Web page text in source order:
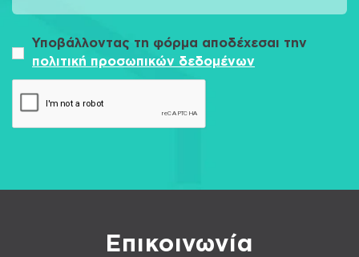
Υποβάλλοντας τη φόρμα αποδέχεσαι την
πολιτική προσωπικών δεδομένων
Επικοινωνία